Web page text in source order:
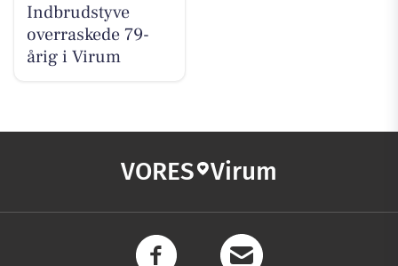
Indbrudstyve
overraskede 79-
årig i Virum
VORES Virum